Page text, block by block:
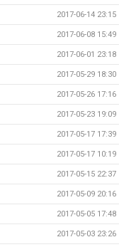
2017-06-14 23:15
2017-06-08 15:49
2017-06-01 23:18
2017-05-29 18:30
2017-05-26 17:16
2017-05-23 19:09
2017-05-17 17:39
2017-05-17 10:19
2017-05-15 22:37
2017-05-09 20:16
2017-05-05 17:48
2017-05-03 23:26